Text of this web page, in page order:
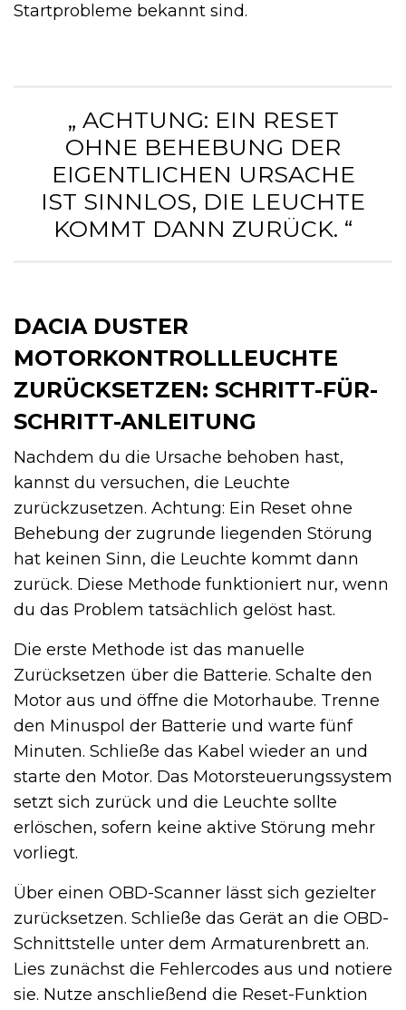
Startprobleme bekannt sind.
„ ACHTUNG: EIN RESET
OHNE BEHEBUNG DER
EIGENTLICHEN URSACHE
IST SINNLOS, DIE LEUCHTE
KOMMT DANN ZURÜCK. “
DACIA DUSTER
MOTORKONTROLLLEUCHTE
ZURÜCKSETZEN: SCHRITT-FÜR-
SCHRITT-ANLEITUNG
Nachdem du die Ursache behoben hast,
kannst du versuchen, die Leuchte
zurückzusetzen. Achtung: Ein Reset ohne
Behebung der zugrunde liegenden Störung
hat keinen Sinn, die Leuchte kommt dann
zurück. Diese Methode funktioniert nur, wenn
du das Problem tatsächlich gelöst hast.
Die erste Methode ist das manuelle
Zurücksetzen über die Batterie. Schalte den
Motor aus und öffne die Motorhaube. Trenne
den Minuspol der Batterie und warte fünf
Minuten. Schließe das Kabel wieder an und
starte den Motor. Das Motorsteuerungssystem
setzt sich zurück und die Leuchte sollte
erlöschen, sofern keine aktive Störung mehr
vorliegt.
Über einen OBD-Scanner lässt sich gezielter
zurücksetzen. Schließe das Gerät an die OBD-
Schnittstelle unter dem Armaturenbrett an.
Lies zunächst die Fehlercodes aus und notiere
sie. Nutze anschließend die Reset-Funktion